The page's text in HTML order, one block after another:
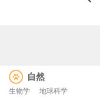
自然
生物学 地球科学